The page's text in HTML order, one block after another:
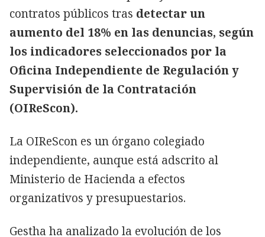
contratos públicos tras detectar un
aumento del 18% en las denuncias, según
los indicadores seleccionados por la
Oficina Independiente de Regulación y
Supervisión de la Contratación
(OIReScon).
La OIReScon es un órgano colegiado
independiente, aunque está adscrito al
Ministerio de Hacienda a efectos
organizativos y presupuestarios.
Gestha ha analizado la evolución de los